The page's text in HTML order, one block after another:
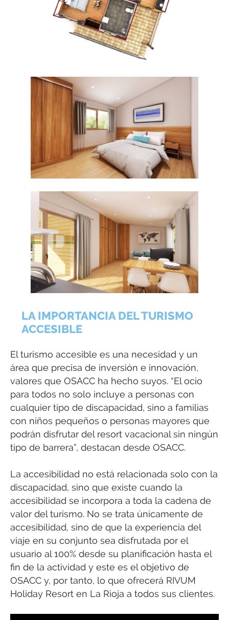
LA IMPORTANCIA DEL TURISMO
ACCESIBLE
El turismo accesible es una necesidad y un
área que precisa de inversión e innovación,
valores que OSACC ha hecho suyos. “El ocio
para todos no solo incluye a personas con
cualquier tipo de discapacidad, sino a familias
con niños pequeños o personas mayores que
podrán disfrutar del resort vacacional sin ningún
tipo de barrera”, destacan desde OSACC.
La accesibilidad no está relacionada solo con la
discapacidad, sino que existe cuando la
accesibilidad se incorpora a toda la cadena de
valor del turismo. No se trata únicamente de
accesibilidad, sino de que la experiencia del
viaje en su conjunto sea disfrutada por el
usuario al 100% desde su planificación hasta el
fin de la actividad y este es el objetivo de
OSACC y, por tanto, lo que ofrecerá RIVUM
Holiday Resort en La Rioja a todos sus clientes.